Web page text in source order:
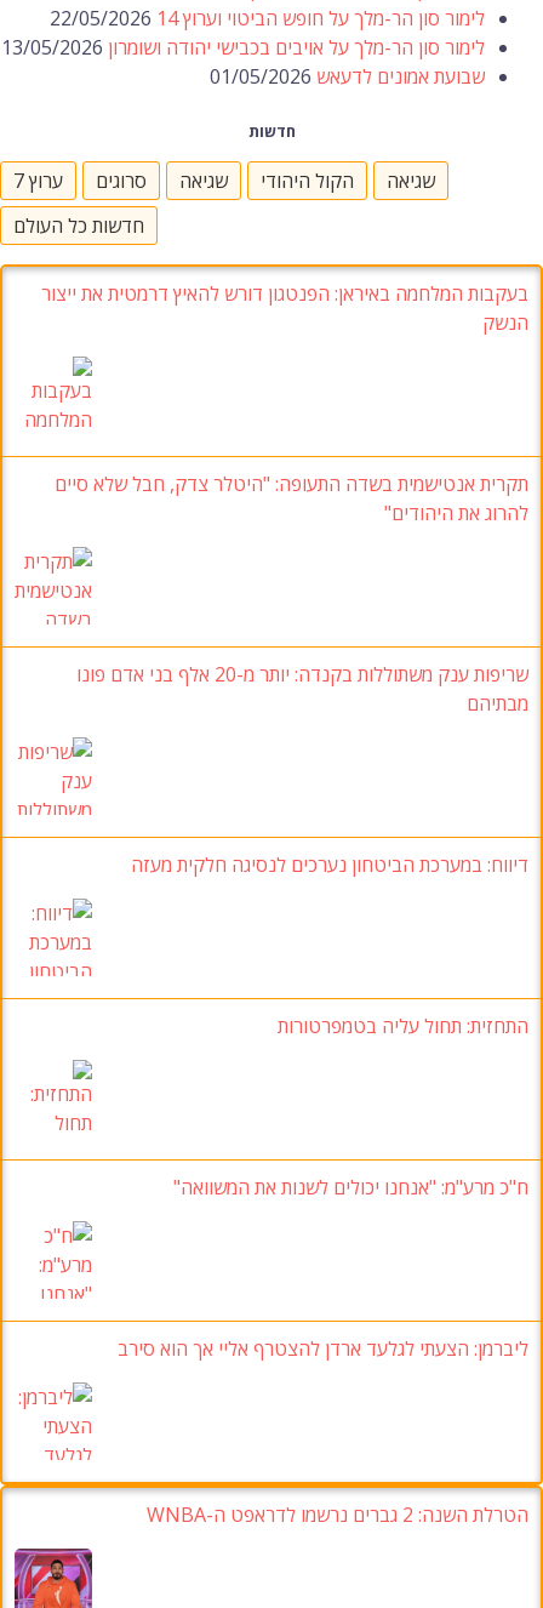
לימור סון הר-מלך על חופש הביטוי וערוץ 14
22/05/2026
לימור סון הר-מלך על אויבים בכבישי יהודה ושומרון 13/05/2026
שבועת אמונים לדעאש 01/05/2026
חדשות
ערוץ 7 סרוגים שגיאה הקול היהודי
שגיאה
חדשות כל העולם
בעקבות המלחמה באיראן: הפנטגון דורש להאיץ דרמטית את ייצור
הנשק
תקרית אנטישמית בשדה התעופה: "היטלר צדק, חבל שלא סיים
להרוג את היהודים"
שריפות ענק משתוללות בקנדה: יותר מ-20 אלף בני אדם פונו
מבתיהם
דיווח: במערכת הביטחון נערכים לנסיגה חלקית מעזה
התחזית: תחול עליה בטמפרטורות
ח"כ מרע"מ: "אנחנו יכולים לשנות את המשוואה"
ליברמן: הצעתי לגלעד ארדן להצטרף אליי אך הוא סירב
הטרלת השנה: 2 גברים נרשמו לדראפט ה-WNBA